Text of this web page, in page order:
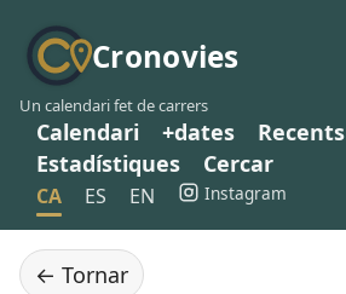
Cronovies
Un calendari fet de carrers
Calendari +dates Recents
Estadístiques
Cercar
CA ES EN Instagram
← Tornar